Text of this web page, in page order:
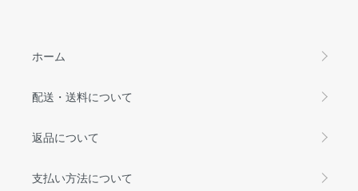
ホーム
配送・送料について
返品について
支払い方法について